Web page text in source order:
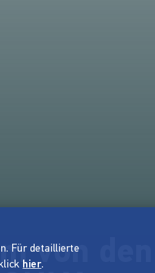
von den
Für detaillierte
hier.